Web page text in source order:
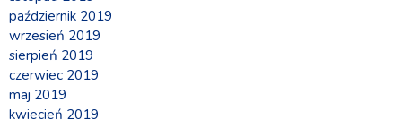
październik 2019
wrzesień 2019
sierpień 2019
czerwiec 2019
maj 2019
kwiecień 2019